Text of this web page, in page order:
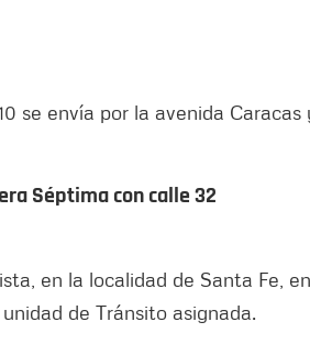
se envía por la avenida
Séptima con calle 32
en la localidad de Santa Fe,
de Tránsito asignada.